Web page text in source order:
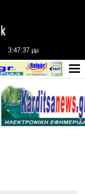
3:47:37 μμ